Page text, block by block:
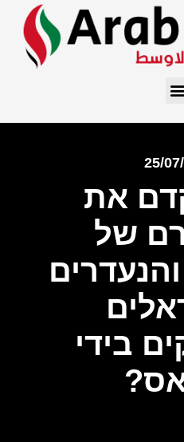
25/
את
של
בידי